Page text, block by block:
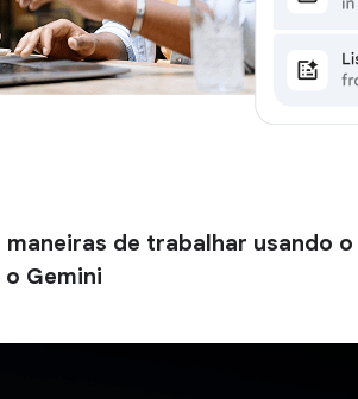
maneiras de trabalhar usando o
Gemini